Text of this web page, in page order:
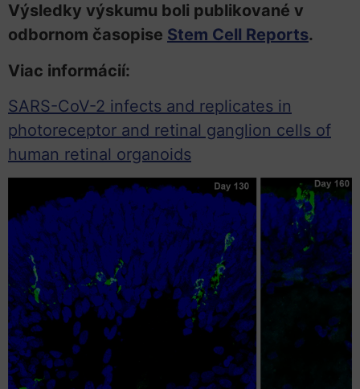
Výsledky výskumu boli publikované v
odbornom časopise Stem Cell Reports.
Viac informácií:
SARS-CoV-2 infects and replicates in
photoreceptor and retinal ganglion cells of
human retinal organoids